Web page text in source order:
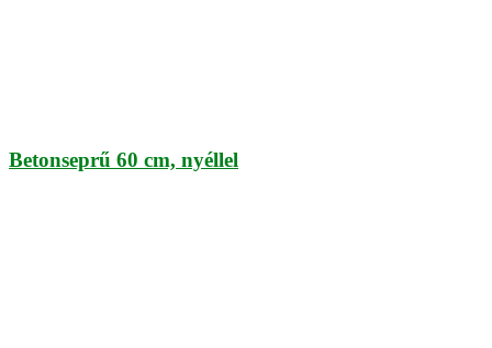
Betonseprű 60 cm, nyéllel